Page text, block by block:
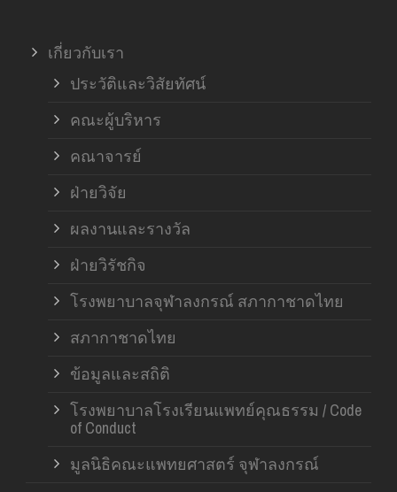
เกี่ยวกับเรา
ประวัติและวิสัยทัศน์
คณะผู้บริหาร
คณาจารย์
ฝ่ายวิจัย
ผลงานและรางวัล
ฝ่ายวิรัชกิจ
โรงพยาบาลจุฬาลงกรณ์ สภากาชาดไทย
สภากาชาดไทย
ข้อมูลและสถิติ
โรงพยาบาลโรงเรียนแพทย์คุณธรรม / Code
of Conduct
มูลนิธิคณะแพทยศาสตร์ จุฬาลงกรณ์